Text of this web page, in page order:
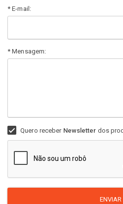
* E-mail:
* Mensagem:
Quero receber Newsletter dos
ENVIAR